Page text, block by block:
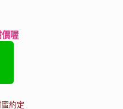
喔
約定